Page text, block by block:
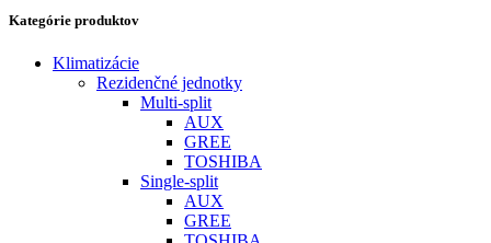
Kategórie produktov
Klimatizácie
Rezidenčné jednotky
Multi-split
AUX
GREE
TOSHIBA
Single-split
AUX
GREE